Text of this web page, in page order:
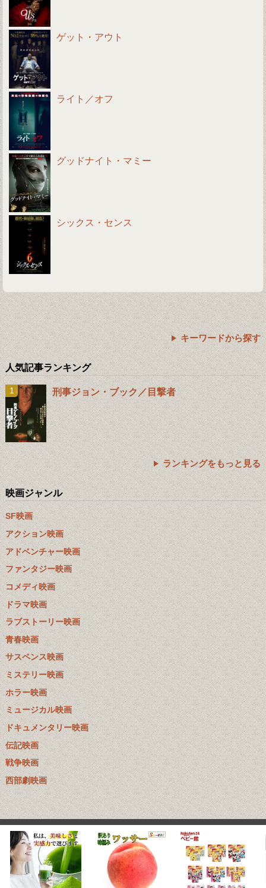
ゲット・アウト
ライト／オフ
グッドナイト・マミー
シックス・センス
キーワードから探す
人気記事ランキング
刑事ジョン・ブック／目撃者
ランキングをもっと見る
映画ジャンル
SF映画
アクション映画
アドベンチャー映画
ファンタジー映画
コメディ映画
ドラマ映画
ラブストーリー映画
青春映画
サスペンス映画
ミステリー映画
ホラー映画
ミュージカル映画
ドキュメンタリー映画
伝記映画
戦争映画
西部劇映画